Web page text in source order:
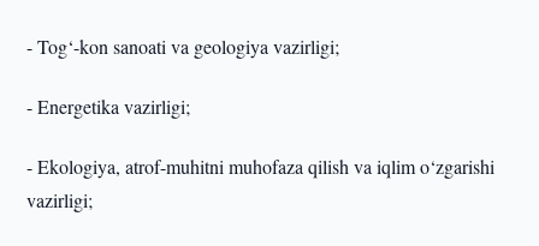
- Tog‘-kon sanoati va geologiya vazirligi;
- Energetika vazirligi;
- Ekologiya, atrof-muhitni muhofaza qilish va iqlim o‘zgarishi
vazirligi;